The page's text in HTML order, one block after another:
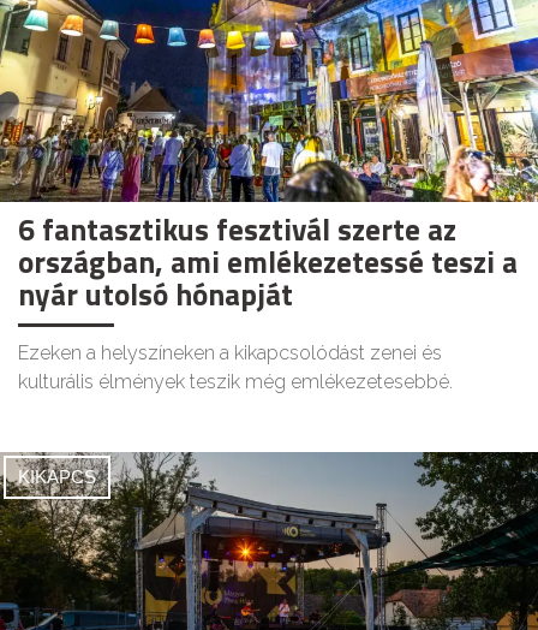
6 fantasztikus fesztivál szerte az
országban, ami emlékezetessé teszi a
nyár utolsó hónapját
Ezeken a helyszíneken a kikapcsolódást zenei és
kulturális élmények teszik még emlékezetesebbé.
KIKAPCS